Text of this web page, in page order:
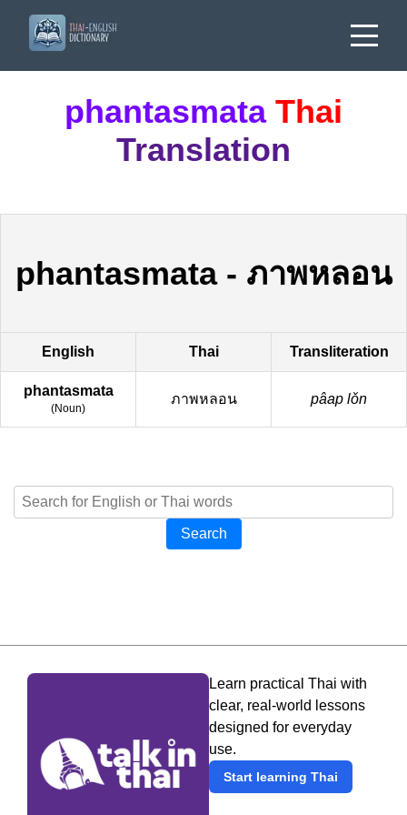
phantasmata Thai
Translation
phantasmata- ภาพหลอน
English Thai Transliteration
phantasmata
(Noun)
ภาพหลอน pâap lǒn
Search
Learn practical Thai with
clear, real-world lessons
designed for everyday
use.
Start learning Thai